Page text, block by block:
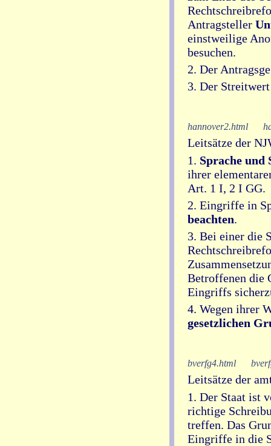
Antragsteller
einstweilige
besuchen.
2. Der
3. Der
hannover2.html
Leitsätze der
1. Sprache und
ihrer
Art. 1 I, 2 I GG.
2. Eingriffe in
beachten.
3. Bei einer die
Betroffenen die
Eingriffs
4. Wegen ihrer
gesetzlichen
bverfg4.html
Leitsätze der
1. Der Staat ist
richtige
treffen. Das
Eingriffe in die